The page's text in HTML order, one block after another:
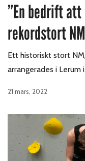
”En bedrift
rekordstort
Ett historiskt stort
arrangerades i Lerum
21 mars, 2022